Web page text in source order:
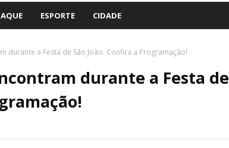
ESPORTE CIDADE
durante a Festa de São João. Confira a Programação!
durante a Festa de